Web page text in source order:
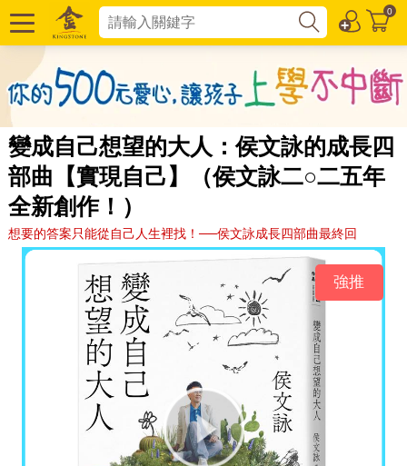
0
變成自己想望的大人：侯文詠的成長四
部曲【實現自己】（侯文詠二○二五年
全新創作！）
想要的答案只能從自己人生裡找！──侯文詠成長四部曲最終回
強推